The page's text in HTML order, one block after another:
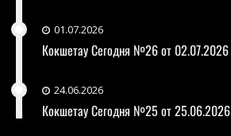
01.07.2026
Кокшетау Сегодня №26 от 02.07.2026
24.06.2026
Кокшетау Сегодня №25 от 25.06.2026